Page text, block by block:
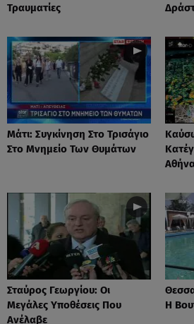
Τραυματίες
Μάτι: Συγκίνηση Στο Τρισάγιο
Στο Μνημείο Των Θυμάτων
Σταύρος Γεωργίου: Οι
Μεγάλες Υποθέσεις Που
Ανέλαβε
Η